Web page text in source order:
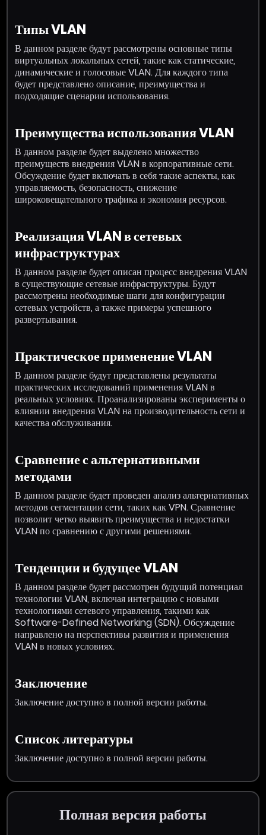
Типы VLAN
В данном разделе будут рассмотрены основные типы
виртуальных локальных сетей, такие как статические,
динамические и голосовые VLAN. Для каждого типа
будет представлено описание, преимущества и
подходящие сценарии использования.
Преимущества использования VLAN
В данном разделе будет выделено множество
преимуществ внедрения VLAN в корпоративные сети.
Обсуждение будет включать в себя такие аспекты, как
управляемость, безопасность, снижение
широковещательного трафика и экономия ресурсов.
Реализация VLAN в сетевых
инфраструктурах
В данном разделе будет описан процесс внедрения VLAN
в существующие сетевые инфраструктуры. Будут
рассмотрены необходимые шаги для конфигурации
сетевых устройств, а также примеры успешного
развертывания.
Практическое применение VLAN
В данном разделе будут представлены результаты
практических исследований применения VLAN в
реальных условиях. Проанализированы эксперименты о
влиянии внедрения VLAN на производительность сети и
качества обслуживания.
Сравнение с альтернативными
методами
В данном разделе будет проведен анализ альтернативных
методов сегментации сети, таких как VPN. Сравнение
позволит четко выявить преимущества и недостатки
VLAN по сравнению с другими решениями.
Тенденции и будущее VLAN
В данном разделе будет рассмотрен будущий потенциал
технологии VLAN, включая интеграцию с новыми
технологиями сетевого управления, такими как
Software-Defined Networking (SDN). Обсуждение
направлено на перспективы развития и применения
VLAN в новых условиях.
Заключение
Заключение доступно в полной версии работы.
Список литературы
Заключение доступно в полной версии работы.
Полная версия работы